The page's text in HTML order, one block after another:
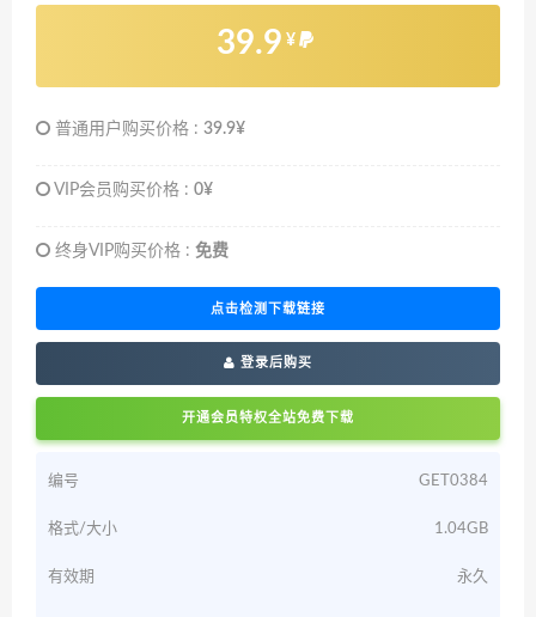
39.9 ¥
普通用户购买价格 : 39.9¥
VIP会员购买价格 : 0¥
终身VIP购买价格 : 免费
点击检测下载链接
登录后购买
开通会员特权全站免费下载
编号 GET0384
格式/大小 1.04GB
有效期 永久